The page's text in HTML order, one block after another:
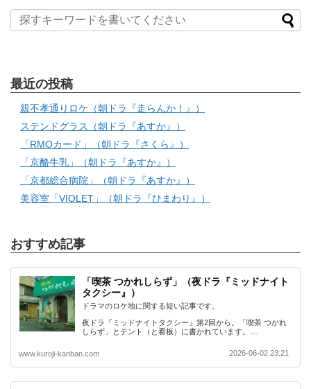
最近の投稿
親不孝通りロケ（朝ドラ『走らんか！』）
ステンドグラス（朝ドラ『あすか』）
「RMOカード」（朝ドラ『さくら』）
「京酪牛乳」（朝ドラ『あすか』）
「京都総合病院」（朝ドラ『あすか』）
美容室「VIOLET」（朝ドラ『ひまわり』）
おすすめ記事
「喫茶 つかれしらず」（夜ドラ『ミッドナイト
タクシー』）
ドラマのロケ地に関する短い記事です。
夜ドラ『ミッドナイトタクシー』第2回から。「喫茶 つかれ
しらず」とテント（と看板）に書かれています。…
www.kuroji-kanban.com 2026-06-02 23:21